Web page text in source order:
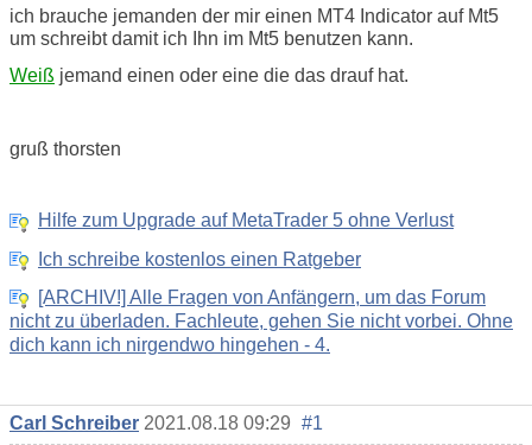
ich brauche jemanden der mir einen MT4 Indicator auf Mt5
um schreibt damit ich Ihn im Mt5 benutzen kann.
Weiß jemand einen oder eine die das drauf hat.
gruß thorsten
Hilfe zum Upgrade auf MetaTrader 5 ohne Verlust
Ich schreibe kostenlos einen Ratgeber
[ARCHIV!] Alle Fragen von Anfängern, um das Forum
nicht zu überladen. Fachleute, gehen Sie nicht vorbei. Ohne
dich kann ich nirgendwo hingehen - 4.
Carl Schreiber 2021.08.18 09:29 #1